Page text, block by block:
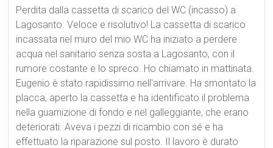
Perdita dalla cassetta di scarico del WC (incasso) a
Lagosanto. Veloce e risolutivo! La cassetta di scarico
incassata nel muro del mio WC ha iniziato a perdere
acqua nel sanitario senza sosta a Lagosanto, con il
rumore costante e lo spreco. Ho chiamato in mattinata.
Eugenio è stato rapidissimo nell'arrivare. Ha smontato la
placca, aperto la cassetta e ha identificato il problema
nella guarnizione di fondo e nel galleggiante, che erano
deteriorati. Aveva i pezzi di ricambio con sé e ha
effettuato la riparazione sul posto. Il lavoro è durato